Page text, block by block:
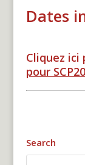
Dates
Cliquez ici
pour
Search